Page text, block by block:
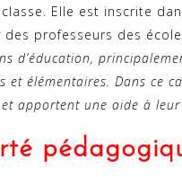
Elle est inscrite
professeurs des
d’éducation,
et élémentaires. Dans ce
apportent une aide à